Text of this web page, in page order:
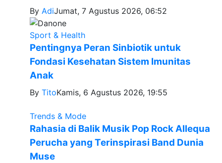
By AdiJumat, 7 Agustus 2026, 06:52
Sport & Health
Pentingnya Peran Sinbiotik untuk
Fondasi Kesehatan Sistem Imunitas
Anak
By TitoKamis, 6 Agustus 2026, 19:55
Trends & Mode
Rahasia di Balik Musik Pop Rock Allequa
Perucha yang Terinspirasi Band Dunia
Muse